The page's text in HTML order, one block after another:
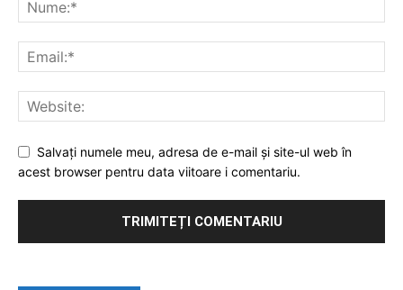
Salvați numele meu, adresa de e-mail și site-ul web în
acest browser pentru data viitoare i comentariu.